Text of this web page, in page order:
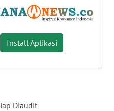
Install Aplikasi
Diaudit